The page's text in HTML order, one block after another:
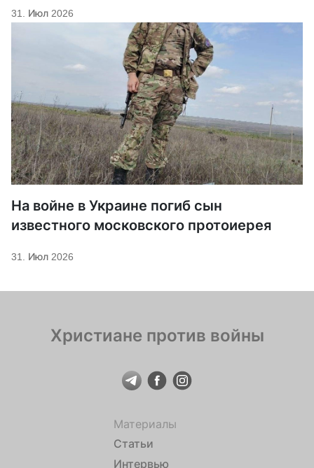
31. Июл 2026
На войне в Украине погиб сын
известного московского протоиерея
31. Июл 2026
Христиане против войны
Материалы
Статьи
Интервью